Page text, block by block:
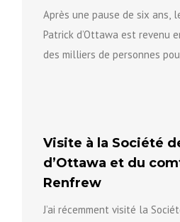
Après une pause de six ans,
Patrick d’Ottawa est revenu
des milliers de personnes
Visite à la Société
d’Ottawa et du
Renfrew
J’ai récemment visité la